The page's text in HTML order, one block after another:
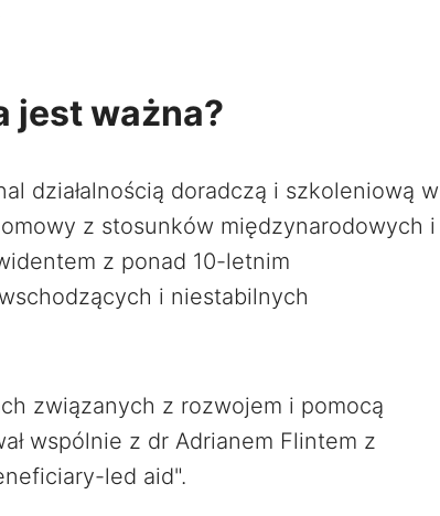
jest ważna?
działalnością doradczą i szkoleniową w
z stosunków międzynarodowych i
z ponad 10-letnim
i niestabilnych
związanych z rozwojem i pomocą
wspólnie z dr Adrianem Flintem z
led aid".